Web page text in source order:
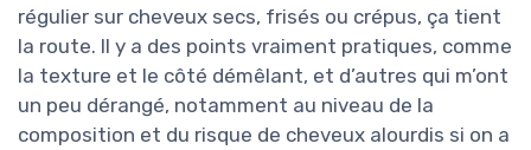
régulier sur cheveux secs, frisés ou crépus, ça tient
la route. Il y a des points vraiment pratiques, comme
la texture et le côté démêlant, et d’autres qui m’ont
un peu dérangé, notamment au niveau de la
composition et du risque de cheveux alourdis si on a